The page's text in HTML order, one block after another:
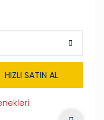
HIZLI SATIN AL